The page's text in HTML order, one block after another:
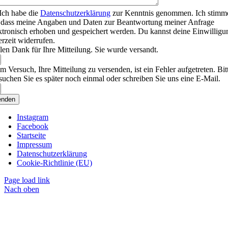
habe die Datenschutzerklärung zur Kenntnis genommen. Ich
meine Angaben und Daten zur Beantwortung meiner Anfrage
erhoben und gespeichert werden. Du kannst deine
widerrufen.
Dank für Ihre Mitteilung. Sie wurde versandt.
Versuch, Ihre Mitteilung zu versenden, ist ein Fehler aufgetreten.
Sie es später noch einmal oder schreiben Sie uns eine E-Mail.
Instagram
Facebook
Startseite
Impressum
Datenschutzerklärung
Cookie-Richtlinie (EU)
Page load link
Nach oben